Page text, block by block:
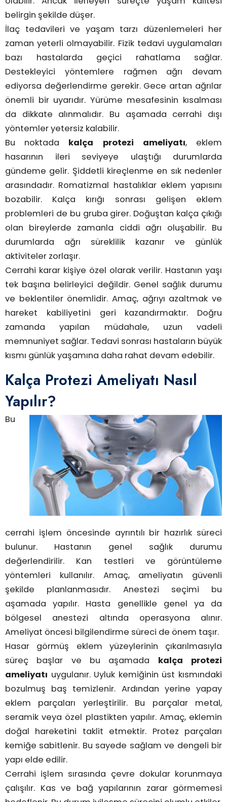
belirgin şekilde düşer.
İlaç tedavileri ve yaşam tarzı düzenlemeleri her
zaman yeterli olmayabilir. Fizik tedavi uygulamaları
bazı hastalarda geçici rahatlama sağlar.
Destekleyici yöntemlere rağmen ağrı devam
ediyorsa değerlendirme gerekir. Gece artan ağrılar
önemli bir uyarıdır. Yürüme mesafesinin kısalması
da dikkate alınmalıdır. Bu aşamada cerrahi dışı
yöntemler yetersiz kalabilir.
Bu noktada kalça protezi ameliyatı, eklem
hasarının ileri seviyeye ulaştığı durumlarda
gündeme gelir. Şiddetli kireçlenme en sık nedenler
arasındadır. Romatizmal hastalıklar eklem yapısını
bozabilir. Kalça kırığı sonrası gelişen eklem
problemleri de bu gruba girer. Doğuştan kalça çıkığı
olan bireylerde zamanla ciddi ağrı oluşabilir. Bu
durumlarda ağrı süreklilik kazanır ve günlük
aktiviteler zorlaşır.
Cerrahi karar kişiye özel olarak verilir. Hastanın yaşı
tek başına belirleyici değildir. Genel sağlık durumu
ve beklentiler önemlidir. Amaç, ağrıyı azaltmak ve
hareket kabiliyetini geri kazandırmaktır. Doğru
zamanda yapılan müdahale, uzun vadeli
memnuniyet sağlar. Tedavi sonrası hastaların büyük
kısmı günlük yaşamına daha rahat devam edebilir.
Kalça Protezi Ameliyatı Nasıl
Yapılır?
Bu
cerrahi işlem öncesinde ayrıntılı bir hazırlık süreci
bulunur. Hastanın genel sağlık durumu
değerlendirilir. Kan testleri ve görüntüleme
yöntemleri kullanılır. Amaç, ameliyatın güvenli
şekilde planlanmasıdır. Anestezi seçimi bu
aşamada yapılır. Hasta genellikle genel ya da
bölgesel anestezi altında operasyona alınır.
Ameliyat öncesi bilgilendirme süreci de önem taşır.
Hasar görmüş eklem yüzeylerinin çıkarılmasıyla
süreç başlar ve bu aşamada kalça protezi
ameliyatı uygulanır. Uyluk kemiğinin üst kısmındaki
bozulmuş baş temizlenir. Ardından yerine yapay
eklem parçaları yerleştirilir. Bu parçalar metal,
seramik veya özel plastikten yapılır. Amaç, eklemin
doğal hareketini taklit etmektir. Protez parçaları
kemiğe sabitlenir. Bu sayede sağlam ve dengeli bir
yapı elde edilir.
Cerrahi işlem sırasında çevre dokular korunmaya
çalışılır. Kas ve bağ yapılarının zarar görmemesi